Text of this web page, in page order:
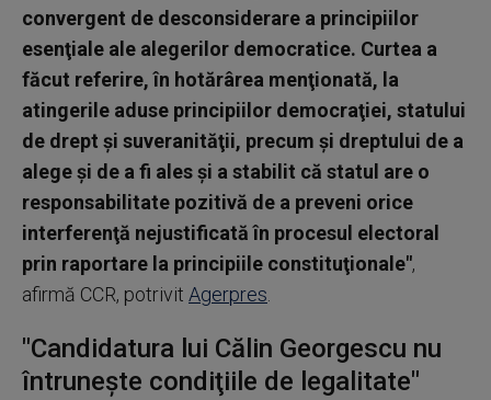
convergent de desconsiderare a principiilor
esenţiale ale alegerilor democratice. Curtea a
făcut referire, în hotărârea menţionată, la
atingerile aduse principiilor democraţiei, statului
de drept şi suveranităţii, precum şi dreptului de a
alege şi de a fi ales şi a stabilit că statul are o
responsabilitate pozitivă de a preveni orice
interferenţă nejustificată în procesul electoral
prin raportare la principiile constituţionale",
afirmă CCR, potrivit Agerpres
"Candidatura lui Călin Georgescu nu
întruneşte condiţiile de legalitate"